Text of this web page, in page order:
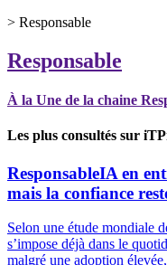
> Responsable
Responsable
À la Une de la chaine
Les plus consultés sur
ResponsableIA en
mais la confiance
Selon une étude mondiale
s’impose déjà dans le
malgré une adoption